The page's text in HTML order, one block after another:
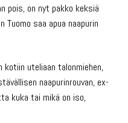
pois, on nyt pakko keksiä
saa apua naapurin
uteliaan talonmiehen,
naapurinrouvan, ex-
kuka tai mikä on iso,